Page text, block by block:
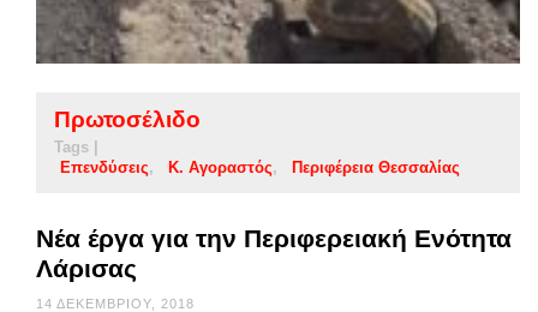
Πρωτοσέλιδο
Tags |
Επενδύσεις
Κ. Αγοραστός Περιφέρεια Θεσσαλίας
Νέα έργα για την Περιφερειακή Ενότητα
Λάρισας
14 ΔΕΚΕΜΒΡΊΟΥ, 2018